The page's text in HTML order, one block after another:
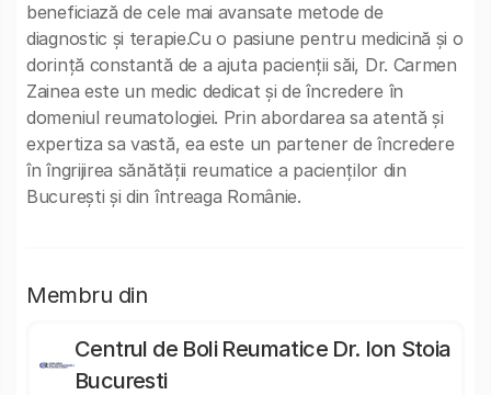
beneficiază de cele mai avansate metode de
diagnostic și terapie.Cu o pasiune pentru medicină și o
dorință constantă de a ajuta pacienții săi, Dr. Carmen
Zainea este un medic dedicat și de încredere în
domeniul reumatologiei. Prin abordarea sa atentă și
expertiza sa vastă, ea este un partener de încredere
în îngrijirea sănătății reumatice a pacienților din
București și din întreaga Românie.
Membru din
Centrul de Boli Reumatice Dr. Ion Stoia
Bucuresti